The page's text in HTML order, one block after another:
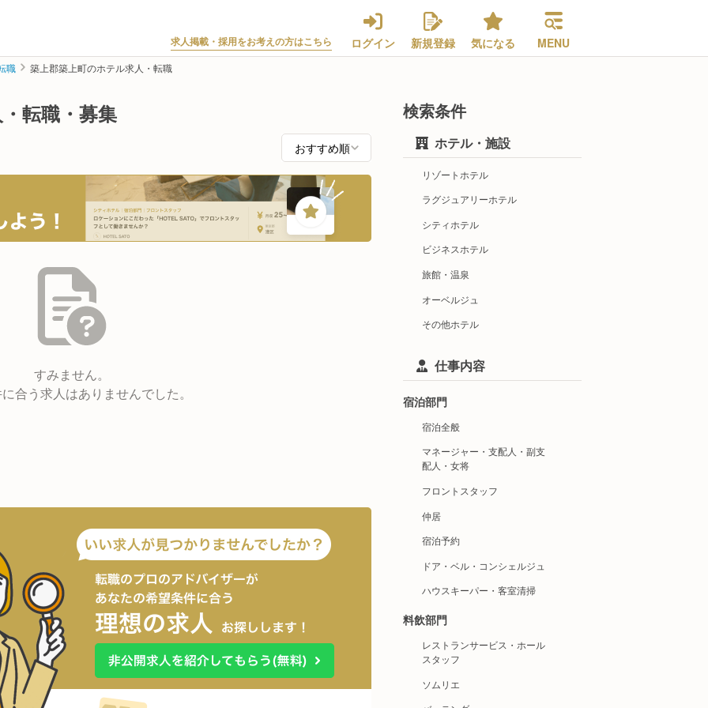
求人掲載・採用をお考えの方はこちら ログイン 新規登録 気になる MENU
職 築上郡築上町のホテル求人・転職
転職・募集
すみません。
合う求人はありませんでした。
検索条件
ホテル・施設
リゾートホテル
ラグジュアリーホテル
シティホテル
ビジネスホテル
旅館・温泉
オーベルジュ
その他ホテル
仕事内容
宿泊部門
宿泊全般
マネージャー・支配人・副支
配人・女将
フロントスタッフ
仲居
宿泊予約
ドア・ベル・コンシェルジュ
ハウスキーパー・客室清掃
料飲部門
レストランサービス・ホール
スタッフ
ソムリエ